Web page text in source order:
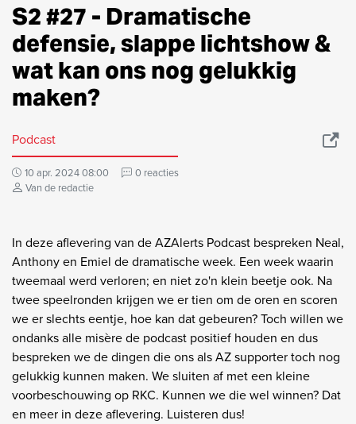
S2 #27 - Dramatische
defensie, slappe lichtshow &
wat kan ons nog gelukkig
maken?
Podcast
10 apr. 2024 08:00
0 reacties
Van de redactie
In deze aflevering van de AZAlerts Podcast bespreken Neal,
Anthony en Emiel de dramatische week. Een week waarin
tweemaal werd verloren; en niet zo'n klein beetje ook. Na
twee speelronden krijgen we er tien om de oren en scoren
we er slechts eentje, hoe kan dat gebeuren? Toch willen we
ondanks alle misère de podcast positief houden en dus
bespreken we de dingen die ons als AZ supporter toch nog
gelukkig kunnen maken. We sluiten af met een kleine
voorbeschouwing op RKC. Kunnen we die wel winnen? Dat
en meer in deze aflevering. Luisteren dus!